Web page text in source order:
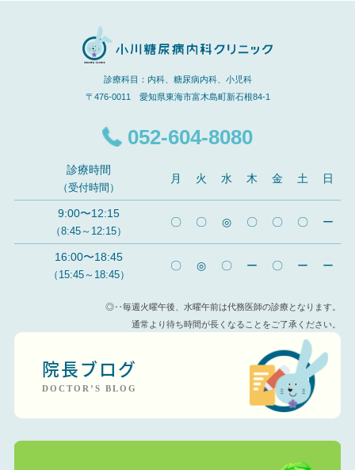
診療科目：内科、糖尿病内科、小児科
〒476-0011 愛知県東海市富木島町新石根84-1
052-604-8080
診療時間
（受付時間）
月 火 水 木 金 土 日
9:00〜12:15
（8:45～12:15）
〇 〇 ◎ 〇 〇 〇 ー
16:00〜18:45
（15:45～18:45）
〇 ◎ 〇 ー 〇 ー ー
◎‥毎週火曜午後、水曜午前は代務医師の診療となります。
通常より待ち時間が長くなることをご了承ください。
院長ブログ
DOCTOR’S BLOG